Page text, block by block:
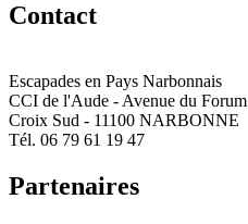
Contact
Escapades en Pays Narbonnais
CCI de l'Aude - Avenue du Forum
Croix Sud - 11100 NARBONNE
Tél. 06 79 61 19 47
Partenaires